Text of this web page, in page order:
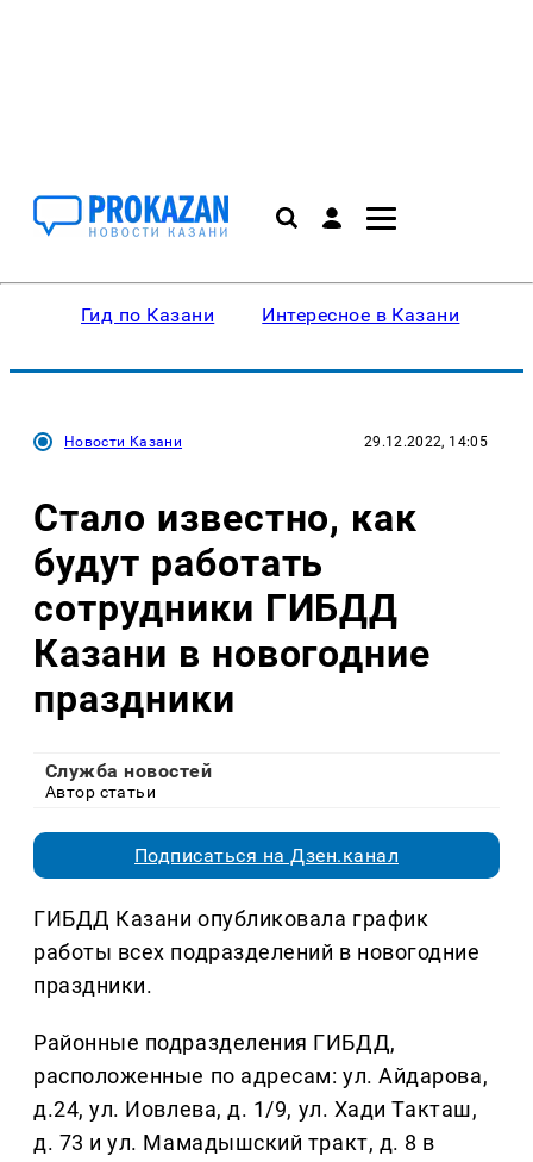
Гид по Казани Интересное в Казани
Новости Казани 29.12.2022, 14:05
Стало известно, как
будут работать
сотрудники ГИБДД
Казани в новогодние
праздники
Служба новостей
Автор статьи
Подписаться на Дзен.канал
ГИБДД Казани опубликовала график
работы всех подразделений в новогодние
праздники.
Районные подразделения ГИБДД,
расположенные по адресам: ул. Айдарова,
д.24, ул. Иовлева, д. 1/9, ул. Хади Такташ,
д. 73 и ул. Мамадышский тракт, д. 8 в